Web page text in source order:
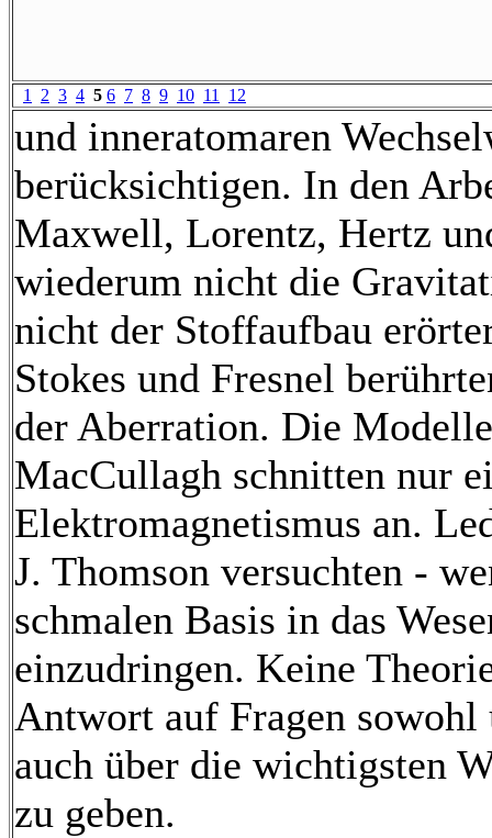
1 2 3 4 5 6 7 8 9 10 11 12
und inneratomaren
berücksichtigen. In den
Maxwell, Lorentz, Hertz
wiederum nicht die
nicht der Stoffaufbau
Stokes und Fresnel
der Aberration. Die
MacCullagh schnitten nur
Elektromagnetismus an.
J. Thomson versuchten -
schmalen Basis in das
einzudringen. Keine
Antwort auf Fragen sowohl
auch über die wichtigsten
zu geben.